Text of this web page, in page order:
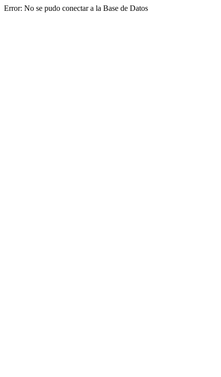
Error: No se pudo conectar a la Base de Datos